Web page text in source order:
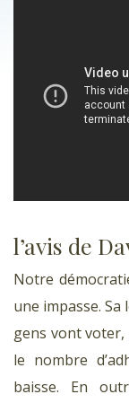
l’avis de
Notre
une impasse.
gens vont voter,
le nombre
baisse. En